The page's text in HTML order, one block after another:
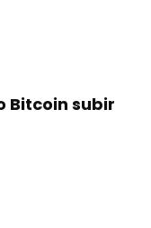
Bitcoin subir